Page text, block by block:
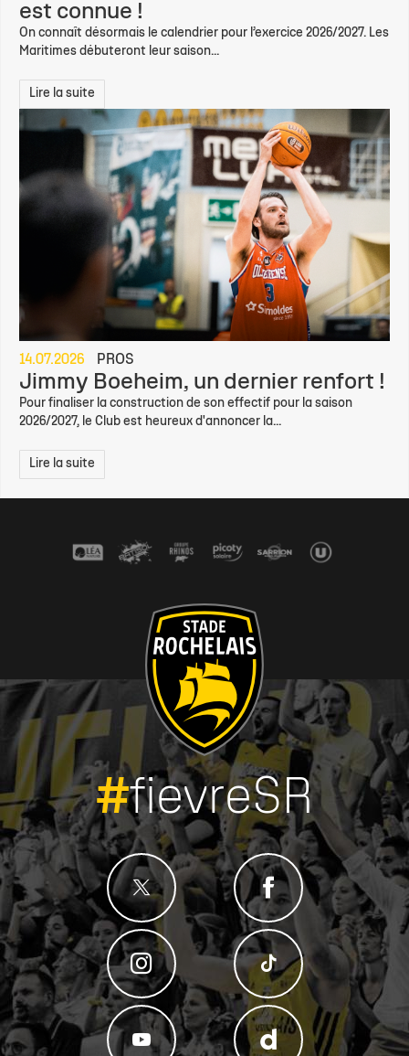
est connue !
On connaît désormais le calendrier pour l’exercice 2026/2027. Les
Maritimes débuteront leur saison...
Lire la suite
14.07.2026 PROS
Jimmy Boeheim, un dernier renfort !
Pour finaliser la construction de son effectif pour la saison
2026/2027, le Club est heureux d'annoncer la...
Lire la suite
#fievreSR